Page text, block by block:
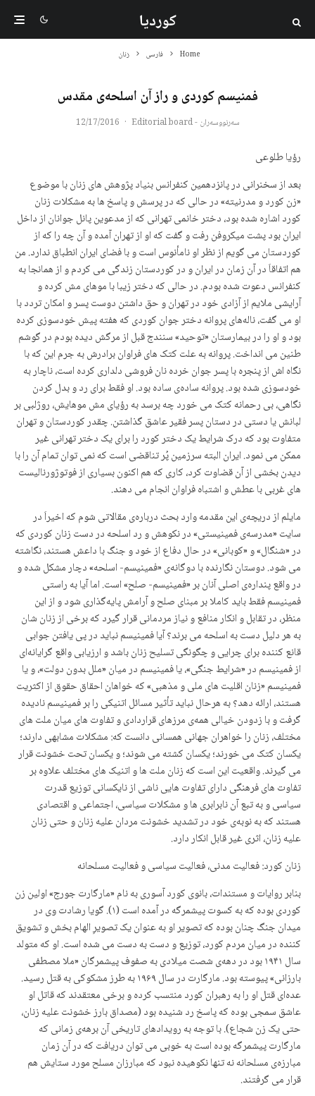
کوردیا
Home فارسی زنان
فمنیسم کوردی و راز آن اسلحەی مقدس
سەرنووسەران - Editorial board ·
12/17/2016
رؤیا طلوعی
بعد از سخنرانی در پانزدهمین کنفرانس بنیاد پژوهش های زنان با موضوع
«زن کورد و مدرنیتە» در حالی کە در پرسش و پاسخ ها بە مشکلات زنان
کورد اشارە شدە بود، دختر خانمی تهرانی کە از مدعوین پانل جوانان از داخل
ایران بود پشت میکروفن رفت و گفت کە او از تهران آمدە و آن چە را کە از
کوردستان می گویم از نظر او نامأنوس است و با فضای ایران انطباق ندارد. من
هم اتفاقاَ در آن زمان در ایران و در کوردستان زندگی می کردم و از همانجا بە
کنفرانس دعوت شدە بودم. در حالی کە دختر زیبا با موهای مش کردە و
آرایشی ملایم از آزادی خود در تهران و حق داشتن دوست پسر و امکان تردد با
او می گفت، نالەهای پروانە دختر جوان کوردی کە هفته پیش خودسوزی کردە
بود و او را در بیمارستان «توحید» سنندج قبل از مرگش دیدە بودم در گوشم
طنین می انداخت. پروانە به علت کتک های فراوان برادرش بە جرم این کە با
نگاه اش از پنجرە با پسر جوان خردە نان فروشی دلداری کرده است، ناچار بە
خودسوزی شدە بود. پروانە سادەی سادە بود. او فقط برای رد و بدل کردن
نگاهی، بی رحمانە کتک می خورد چە برسد بە رؤیای مش موهایش، روژلبی بر
لبانش یا دستی در دستان پسر فقیر عاشق گذاشتن. چقدر کوردستان و تهران
متفاوت بود کە درک شرایط یک دختر کورد را برای یک دختر تهرانی غیر
ممکن می نمود. ایران البتە سرزمین پُر تناقضی است کە نمی توان تمام آن را با
دیدن بخشی از آن قضاوت کرد، کاری کە هم اکنون بسیاری از فوتوژورنالیست
های غربی با عطش و اشتباه فراوان انجام می دهند.
مایلم از دریچەی این مقدمە وارد بحث دربارەی مقالاتی شوم کە اخیراَ در
سایت «مدرسەی فمینیستی» در نکوهش و رد اسلحە در دست زنان کوردی کە
در «شنگال» و «کوبانی» در حال دفاع از خود و جنگ با داعش هستند، نگاشتە
می شود. دوستان نگارندە با دوگانەی «فمینیسم- اسلحە» دچار مشکل شدە و
در واقع پندارەی اصلی آنان بر «فمینیسم- صلح» است. اما آیا به راستی
فمینیسم فقط باید کاملا بر مبنای صلح و آرامش پایەگذاری شود و از این
منظر، در تقابل و انکار منافع و نیاز مردمانی قرار گیرد کە برخی از زنان شان
به هر دلیل دست بە اسلحە می برند؟ آیا فمینیسم نباید در پی یافتن جوابی
قانع کنندە برای چرایی و چگونگی تسلیح زنان باشد و ارزیابی واقع گرایانەای
از فمینیسم در «شرایط جنگی»، یا فمینیسم در میان «ملل بدون دولت»، و یا
فمینیسم «زنان اقلیت های ملی و مذهبی» که خواهان احقاق حقوق از اکثریت
هستند، ارائە دهد؟ به هرحال نباید تأثیر مسائل اتنیکی را بر فمینیسم نادیدە
گرفت و با زدودن خیالی همەی مرزهای قراردادی و تفاوت های میان ملت های
مختلف، زنان را خواهران جهانی همسانی دانست کە: مشکلات مشابهی دارند؛
یکسان کتک می خورند؛ یکسان کشتە می شوند؛ و یکسان تحت خشونت قرار
می گیرند. واقعیت این است کە زنان ملت ها و اتنیک های مختلف علاوە بر
تفاوت های فرهنگی دارای تفاوت هایی ناشی از نایکسانی توزیع قدرت
سیاسی و بە تبع آن نابرابری ها و مشکلات سیاسی، اجتماعی و اقتصادی
هستند کە بە نوبەی خود در تشدید خشونت مردان علیه زنان و حتی زنان
علیه زنان، اثری غیر قابل انکار دارد.
زنان کورد: فعالیت مدنی، فعالیت سیاسی و فعالیت مسلحانە
بنابر روایات و مستندات، بانوی کورد آسوری به نام «مارگارت جورج» اولین زن
کوردی بودە کە بە کسوت پیشمرگە در آمدە است (۱). گویا رشادت وی در
میدان جنگ چنان بودە کە تصویر او به عنوان یک تصویرِ الهام بخش و تشویق
کنندە در میان مردم کورد، توزیع و دست به دست می شدە است. او کە متولد
سال ۱۹۴۱ بود در دهەی شصت میلادی بە صفوف پیشمرگان «ملا مصطفی
بارزانی» پیوستە بود. مارگارت در سال ۱۹۶۹ بە طرز مشکوکی بە قتل رسید.
عدەای قتل او را بە رهبران کورد منتسب کردە و برخی معتقدند کە قاتل او
عاشق سمجی بودە کە پاسخ رد شنیدە بود (مصداق بارز خشونت علیه زنان،
حتی یک زن شجاع). با توجه بە رویدادهای تاریخی آن برهەی زمانی کە
مارگارت پیشمرگە بودە است به خوبی می توان دریافت کە در آن زمان
مبارزەی مسلحانە نە تنها نکوهیدە نبود کە مبارزان مسلح مورد ستایش هم
قرار می گرفتند.